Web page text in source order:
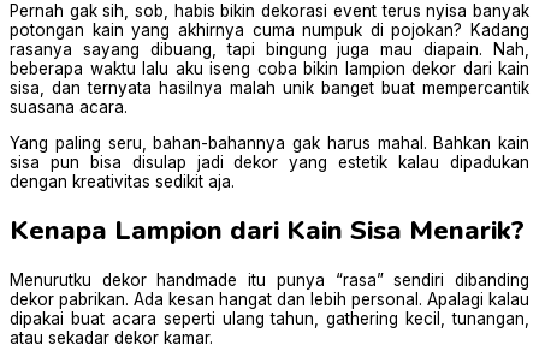
Pernah gak sih, sob, habis bikin dekorasi event terus nyisa banyak
potongan kain yang akhirnya cuma numpuk di pojokan? Kadang
rasanya sayang dibuang, tapi bingung juga mau diapain. Nah,
beberapa waktu lalu aku iseng coba bikin lampion dekor dari kain
sisa, dan ternyata hasilnya malah unik banget buat mempercantik
suasana acara.
Yang paling seru, bahan-bahannya gak harus mahal. Bahkan kain
sisa pun bisa disulap jadi dekor yang estetik kalau dipadukan
dengan kreativitas sedikit aja.
Kenapa Lampion dari Kain Sisa Menarik?
Menurutku dekor handmade itu punya “rasa” sendiri dibanding
dekor pabrikan. Ada kesan hangat dan lebih personal. Apalagi kalau
dipakai buat acara seperti ulang tahun, gathering kecil, tunangan,
atau sekadar dekor kamar.